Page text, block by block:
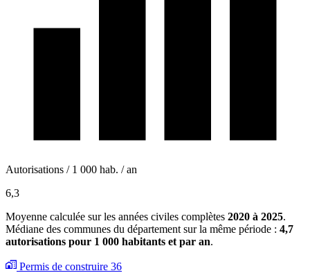
Autorisations / 1 000 hab. / an
6,3
Moyenne calculée sur les années civiles complètes 2020 à 2025.
Médiane des communes du département sur la même période : 4,7
autorisations pour 1 000 habitants et par an.
Permis de construire 36